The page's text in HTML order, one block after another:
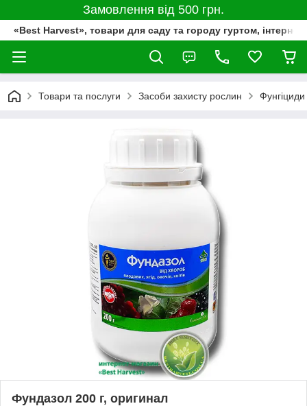
Замовлення від 500 грн.
«Best Harvest», товари для саду та городу гуртом,
Товари та послуги Засоби захисту рослин Фунгіциди
Фундазол 200 г, оригинал